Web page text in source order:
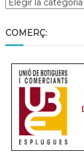
COMERÇ: